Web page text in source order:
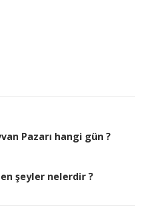
Pazarı hangi gün ?
şeyler nelerdir ?